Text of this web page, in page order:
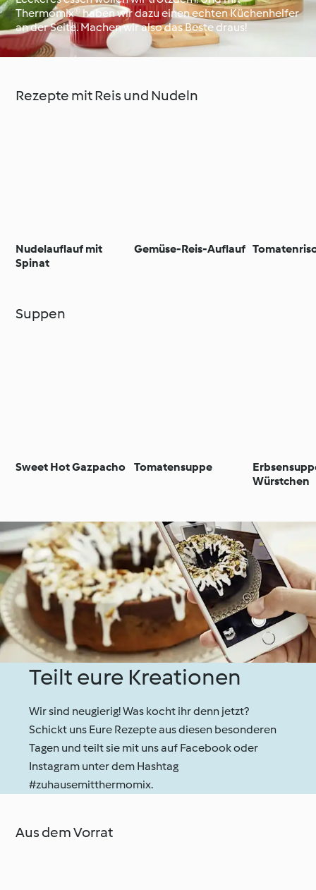
Unterwegs mit
Thermomix®
Thermomix®
Kochschule
Thermomix® haben wir dazu einen echten Küchenhelfer
an der Seite. Machen wir also das Beste draus!
Rezepte mit Reis und Nudeln
Nudelauflauf mit
Spinat
Gemüse-Reis-Auflauf
Suppen
Sweet Hot Gazpacho Tomatensuppe
Würstchen
Teilt eure Kreationen
Wir sind neugierig! Was kocht ihr denn jetzt?
Schickt uns Eure Rezepte aus diesen besonderen
Tagen und teilt sie mit uns auf Facebook oder
Instagram unter dem Hashtag
#zuhausemitthermomix.
Aus dem Vorrat